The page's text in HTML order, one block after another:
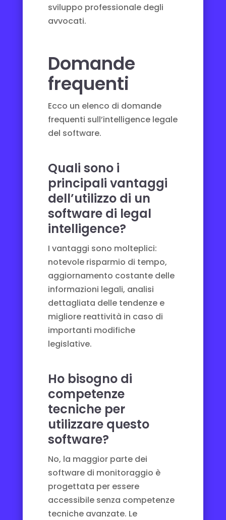
sviluppo professionale degli
avvocati.
Domande
frequenti
Ecco un elenco di domande
frequenti sull’intelligence legale
del software.
Quali sono i
principali vantaggi
dell’utilizzo di un
software di legal
intelligence?
I vantaggi sono molteplici:
notevole risparmio di tempo,
aggiornamento costante delle
informazioni legali, analisi
dettagliata delle tendenze e
migliore reattività in caso di
importanti modifiche
legislative.
Ho bisogno di
competenze
tecniche per
utilizzare questo
software?
No, la maggior parte dei
software di monitoraggio è
progettata per essere
accessibile senza competenze
tecniche avanzate. Le